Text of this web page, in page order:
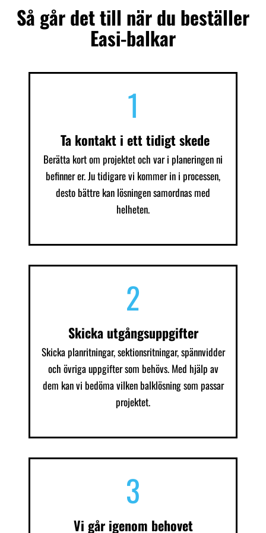
uppstår när dimensionering, tillverkning och leverans stöder
Så går det till när du beställer
Easi-balkar
1
Ta kontakt i ett tidigt skede
Berätta kort om projektet och var i planeringen ni
befinner er. Ju tidigare vi kommer in i processen,
desto bättre kan lösningen samordnas med
helheten.
2
Skicka utgångsuppgifter
Skicka planritningar, sektionsritningar, spännvidder
och övriga uppgifter som behövs. Med hjälp av
dem kan vi bedöma vilken balklösning som passar
projektet.
3
Vi går igenom behovet